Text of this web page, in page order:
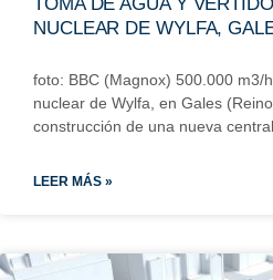
NUCLEAR DE WYLFA,
foto: BBC (Magnox) 500.000
nuclear de Wylfa, en Gales
construcción de una nueva central
LEER MÁS »